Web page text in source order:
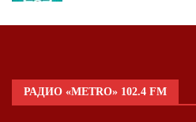
РАДИО «METRO» 102.4 FM